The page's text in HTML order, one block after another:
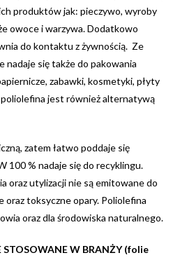
produktów jak: pieczywo, wyroby
owoce i warzywa. Dodatkowo
do kontaktu z żywnością. Ze
nadaje się także do pakowania
zabawki, kosmetyki, płyty
poliolefina jest również alternatywą
zatem łatwo poddaje się
100 % nadaje się do recyklingu.
oraz utylizacji nie są emitowane do
oraz toksyczne opary. Poliolefina
oraz dla środowiska naturalnego.
W BRANŻY (folie